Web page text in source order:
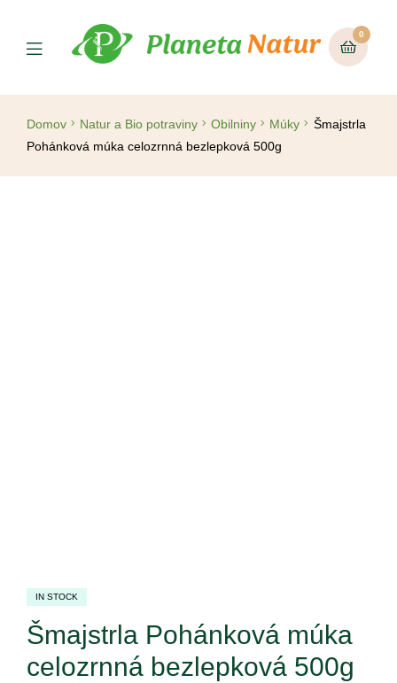
0
Domov Natur a Bio potraviny Obilniny Múky
Šmajstrla
Pohánková múka celozrnná bezlepková 500g
IN STOCK
Šmajstrla Pohánková múka
celozrnná bezlepková 500g